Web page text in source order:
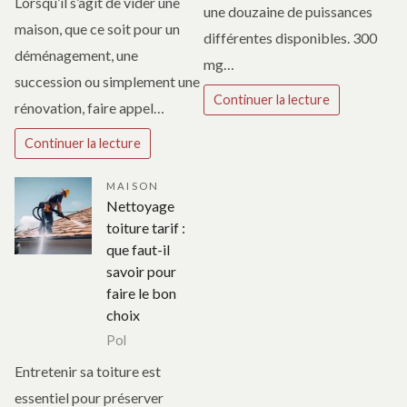
maison, que ce soit pour un
déménagement, une
succession ou simplement une
rénovation, faire appel…
Continuer la lecture
une douzaine de puissances
différentes disponibles. 300
mg…
Continuer la lecture
MAISON
Nettoyage
toiture tarif :
que faut-il
savoir pour
faire le bon
choix
Pol
Entretenir sa toiture est
essentiel pour préserver